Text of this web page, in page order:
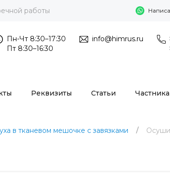
работы
Пн-Чт 8:30–17:30
Пт 8:30–16:30
info@himrus.ru
Реквизиты Статьи
в тканевом мешочке с завязками